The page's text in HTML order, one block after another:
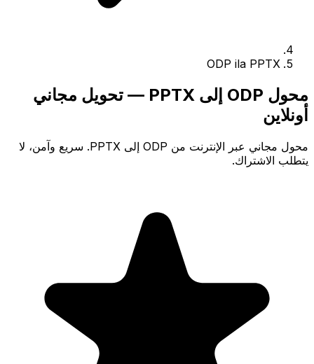
ODP ila PPTX
محول ODP إلى PPTX — تحويل مجاني
أونلاين
محول مجاني عبر الإنترنت من ODP إلى PPTX. سريع وآمن، لا
يتطلب الاشتراك.